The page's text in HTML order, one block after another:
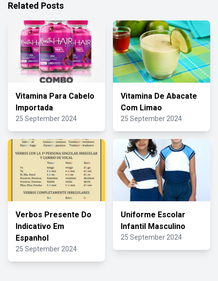
Related Posts
Vitamina Para Cabelo
Importada
25 September 2024
Vitamina De Abacate
Com Limao
25 September 2024
Verbos Presente Do
Indicativo Em
Espanhol
25 September 2024
Uniforme Escolar
Infantil Masculino
25 September 2024